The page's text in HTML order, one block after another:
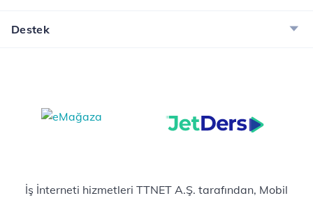
Destek
İş İnterneti hizmetleri TTNET A.Ş. tarafından, Mobil